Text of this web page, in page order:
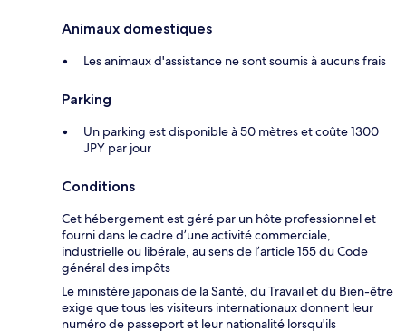
Animaux domestiques
Les animaux d'assistance ne sont soumis à aucuns frais
Parking
Un parking est disponible à 50 mètres et coûte 1300
JPY par jour
Conditions
Cet hébergement est géré par un hôte professionnel et
fourni dans le cadre d’une activité commerciale,
industrielle ou libérale, au sens de l’article 155 du Code
général des impôts
Le ministère japonais de la Santé, du Travail et du Bien-être
exige que tous les visiteurs internationaux donnent leur
numéro de passeport et leur nationalité lorsqu'ils